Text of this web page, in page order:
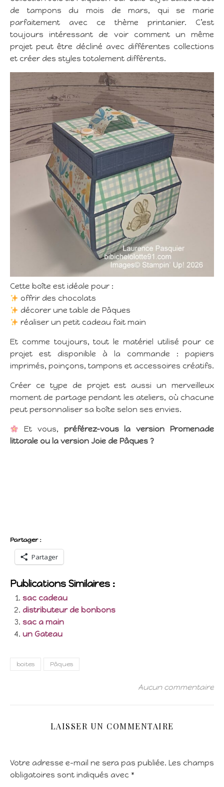
de tampons du mois de mars, qui se marie
parfaitement avec ce thème printanier. C’est
toujours intéressant de voir comment un même
projet peut être décliné avec différentes collections
et créer des styles totalement différents.
Cette boîte est idéale pour :
offrir des chocolats
décorer une table de Pâques
réaliser un petit cadeau fait main
Et comme toujours, tout le matériel utilisé pour ce
projet est disponible à la commande : papiers
imprimés, poinçons, tampons et accessoires créatifs.
Créer ce type de projet est aussi un merveilleux
moment de partage pendant les ateliers, où chacune
peut personnaliser sa boîte selon ses envies.
Et vous, préférez-vous la version Promenade
littorale ou la version Joie de Pâques ?
Partager :
Partager
Publications Similaires :
sac cadeau
distributeur de bonbons
sac a main
un Gateau
boites Pâques
Aucun commentaire
LAISSER UN COMMENTAIRE
Votre adresse e-mail ne sera pas publiée. Les champs
obligatoires sont indiqués avec *